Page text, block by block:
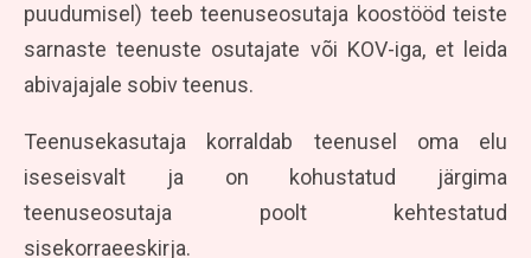
puudumisel) teeb teenuseosutaja koostööd teiste
sarnaste teenuste osutajate või KOV-iga, et leida
abivajajale sobiv teenus.
Teenusekasutaja korraldab teenusel oma elu
iseseisvalt ja on kohustatud järgima
teenuseosutaja poolt kehtestatud
sisekorraeeskirja.